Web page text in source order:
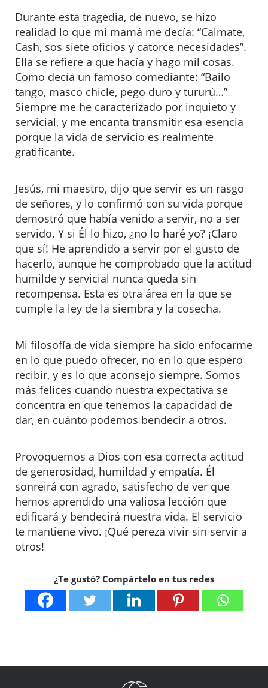
Durante esta tragedia, de nuevo, se hizo
realidad lo que mi mamá me decía: “Calmate,
Cash, sos siete oficios y catorce necesidades”.
Ella se refiere a que hacía y hago mil cosas.
Como decía un famoso comediante: “Bailo
tango, masco chicle, pego duro y tururú…”
Siempre me he caracterizado por inquieto y
servicial, y me encanta transmitir esa esencia
porque la vida de servicio es realmente
gratificante.
Jesús, mi maestro, dijo que servir es un rasgo
de señores, y lo confirmó con su vida porque
demostró que había venido a servir, no a ser
servido. Y si Él lo hizo, ¿no lo haré yo? ¡Claro
que sí! He aprendido a servir por el gusto de
hacerlo, aunque he comprobado que la actitud
humilde y servicial nunca queda sin
recompensa. Esta es otra área en la que se
cumple la ley de la siembra y la cosecha.
Mi filosofía de vida siempre ha sido enfocarme
en lo que puedo ofrecer, no en lo que espero
recibir, y es lo que aconsejo siempre. Somos
más felices cuando nuestra expectativa se
concentra en que tenemos la capacidad de
dar, en cuánto podemos bendecir a otros.
Provoquemos a Dios con esa correcta actitud
de generosidad, humildad y empatía. Él
sonreirá con agrado, satisfecho de ver que
hemos aprendido una valiosa lección que
edificará y bendecirá nuestra vida. El servicio
te mantiene vivo. ¡Qué pereza vivir sin servir a
otros!
¿Te gustó? Compártelo en tus redes